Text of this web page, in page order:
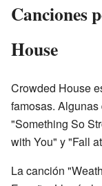
Canciones
House
Crowded House
famosas.
"Something So
with You" y "Fall
La canción